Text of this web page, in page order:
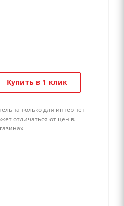
Купить в 1 клик
только для интернет-
отличаться от цен в